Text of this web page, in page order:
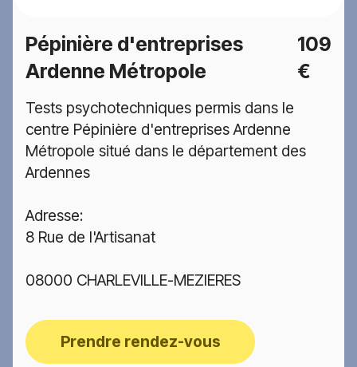
Pépinière d'entreprises
Ardenne Métropole
109
€
Tests psychotechniques permis dans le
centre Pépinière d'entreprises Ardenne
Métropole situé dans le département des
Ardennes
Adresse:
8 Rue de l'Artisanat
08000 CHARLEVILLE-MEZIERES
Prendre rendez-vous